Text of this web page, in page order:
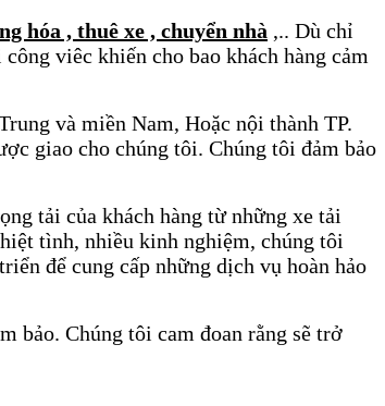
hóa , thuê xe , chuyển nhà ,.. Dù chỉ
viêc khiến cho bao khách hàng cảm
và miền Nam, Hoặc nội thành TP.
giao cho chúng tôi. Chúng tôi đảm bảo
tải của khách hàng từ những xe tải
tình, nhiều kinh nghiệm, chúng tôi
để cung cấp những dịch vụ hoàn hảo
bảo. Chúng tôi cam đoan rằng sẽ trở